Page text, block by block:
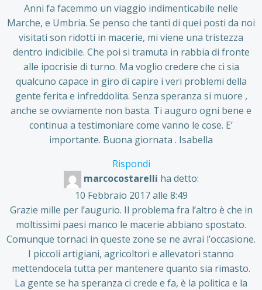
Anni fa facemmo un viaggio indimenticabile nelle
Marche, e Umbria. Se penso che tanti di quei posti da noi
visitati son ridotti in macerie, mi viene una tristezza
dentro indicibile. Che poi si tramuta in rabbia di fronte
alle ipocrisie di turno. Ma voglio credere che ci sia
qualcuno capace in giro di capire i veri problemi della
gente ferita e infreddolita. Senza speranza si muore ,
anche se ovviamente non basta. Ti auguro ogni bene e
continua a testimoniare come vanno le cose. E’
importante. Buona giornata . Isabella
Rispondi
marcocostarelli ha detto:
10 Febbraio 2017 alle 8:49
Grazie mille per l’augurio. Il problema fra l’altro è che in
moltissimi paesi manco le macerie abbiano spostato.
Comunque tornaci in queste zone se ne avrai l’occasione.
I piccoli artigiani, agricoltori e allevatori stanno
mettendocela tutta per mantenere quanto sia rimasto.
La gente se ha speranza ci crede e fa, è la politica e la